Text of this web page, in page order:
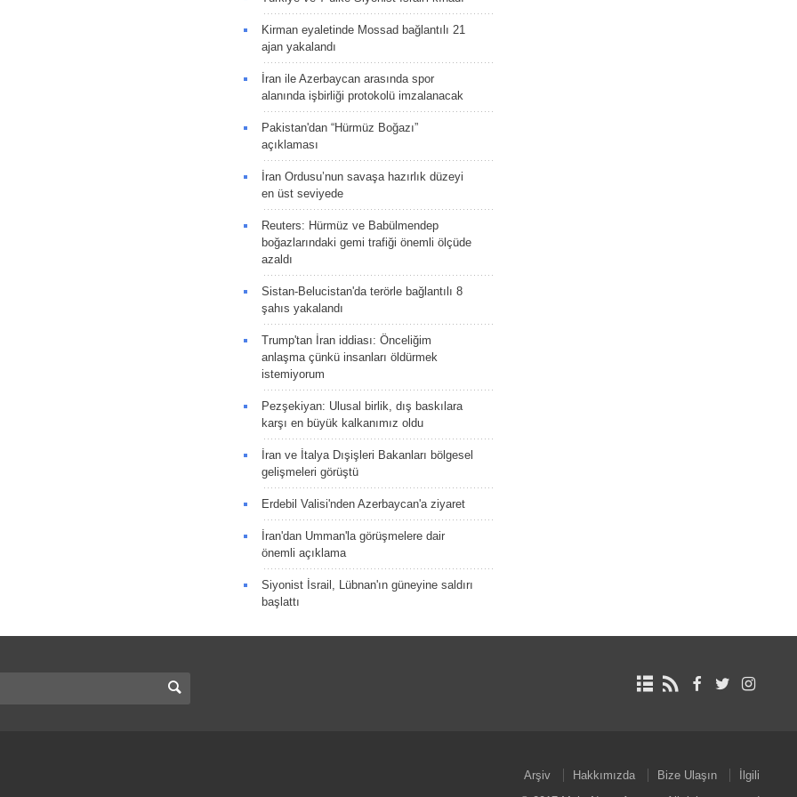
Kirman eyaletinde Mossad bağlantılı 21
ajan yakalandı
İran ile Azerbaycan arasında spor
alanında işbirliği protokolü imzalanacak
Pakistan'dan “Hürmüz Boğazı”
açıklaması
İran Ordusu’nun savaşa hazırlık düzeyi
en üst seviyede
Reuters: Hürmüz ve Babülmendep
boğazlarındaki gemi trafiği önemli ölçüde
azaldı
Sistan-Belucistan'da terörle bağlantılı 8
şahıs yakalandı
Trump'tan İran iddiası: Önceliğim
anlaşma çünkü insanları öldürmek
istemiyorum
Pezşekiyan: Ulusal birlik, dış baskılara
karşı en büyük kalkanımız oldu
İran ve İtalya Dışişleri Bakanları bölgesel
gelişmeleri görüştü
Erdebil Valisi'nden Azerbaycan'a ziyaret
İran'dan Umman'la görüşmelere dair
önemli açıklama
Siyonist İsrail, Lübnan'ın güneyine saldırı
başlattı
Arşiv Hakkımızda Bize Ulaşın
İlgili